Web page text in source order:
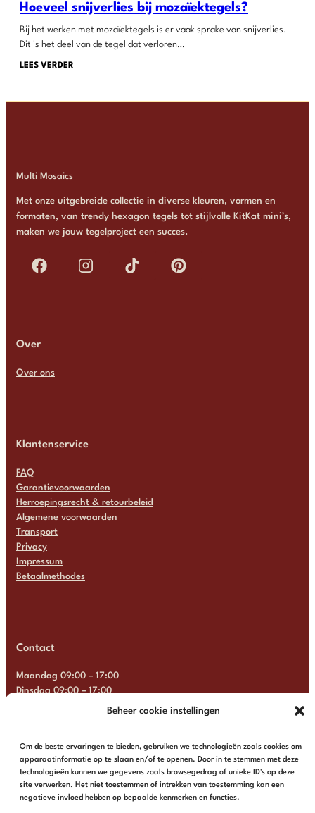
Beheer cookie instellingen
Om de beste ervaringen te bieden, gebruiken we technologieën zoals cookies om
apparaatinformatie op te slaan en/of te openen. Door in te stemmen met deze
technologieën kunnen we gegevens zoals browsegedrag of unieke ID's op deze
site verwerken. Het niet toestemmen of intrekken van toestemming kan een
negatieve invloed hebben op bepaalde kenmerken en functies.
Hoeveel snijverlies bij mozaïektegels?
Bij het werken met mozaïektegels is er vaak sprake van snijverlies.
Dit is het deel van de tegel dat verloren…
LEES VERDER
Multi Mosaics
Met onze uitgebreide collectie in diverse kleuren, vormen en
formaten, van trendy hexagon tegels tot stijlvolle KitKat mini’s,
maken we jouw tegelproject een succes.
Over
Over ons
Klantenservice
FAQ
Garantievoorwaarden
Herroepingsrecht & retourbeleid
Algemene voorwaarden
Transport
Privacy
Impressum
Betaalmethodes
Contact
Maandag 09:00 – 17:00
Dinsdag 09:00 – 17:00
Woensdag 09:00 – 17:00
Zaterdag Gesloten
Zondag Gesloten
+31 6 13 57 92 22 info@multimosaics.com